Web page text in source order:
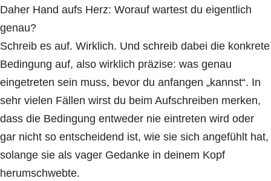
Daher Hand aufs Herz: Worauf wartest du eigentlich
genau?
Schreib es auf. Wirklich. Und schreib dabei die konkrete
Bedingung auf, also wirklich präzise: was genau
eingetreten sein muss, bevor du anfangen „kannst“. In
sehr vielen Fällen wirst du beim Aufschreiben merken,
dass die Bedingung entweder nie eintreten wird oder
gar nicht so entscheidend ist, wie sie sich angefühlt hat,
solange sie als vager Gedanke in deinem Kopf
herumschwebte.